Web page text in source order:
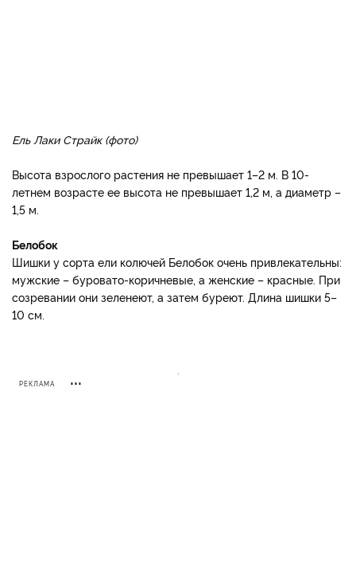
Ель Лаки Страйк (фото)
Высота взрослого растения не превышает 1–2 м. В 10-
летнем возрасте ее высота не превышает 1,2 м, а диаметр –
1,5 м.
Белобок
Шишки у сорта ели колючей Белобок очень привлекательны:
мужские – буровато-коричневые, а женские – красные. При
созревании они зеленеют, а затем буреют. Длина шишки 5–
10 см.
РЕКЛАМА